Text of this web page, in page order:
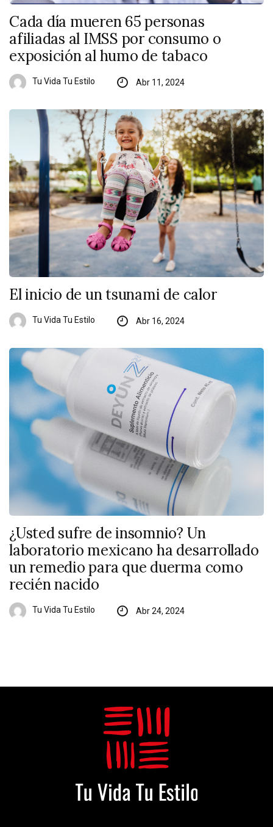
Cada día mueren 65 personas
afiliadas al IMSS por consumo o
exposición al humo de tabaco
Tu Vida Tu Estilo Abr 11, 2024
El inicio de un tsunami de calor
Tu Vida Tu Estilo Abr 16, 2024
¿Usted sufre de insomnio? Un
laboratorio mexicano ha desarrollado
un remedio para que duerma como
recién nacido
Tu Vida Tu Estilo Abr 24, 2024